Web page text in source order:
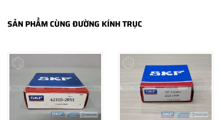
SẢN PHẨM CÙNG ĐƯỜNG KÍNH TRỤC